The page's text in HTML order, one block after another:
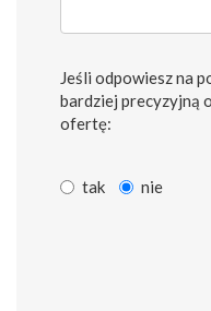
Jeśli odpowiesz na
bardziej precyzyjną
ofertę:
tak nie